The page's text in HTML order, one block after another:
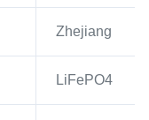
Zhejiang
LiFePO4